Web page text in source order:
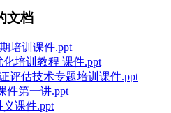
文档
培训课件.ppt
化培训教程 课件.ppt
评估技术专题培训课件.ppt
件第一讲.ppt
义课件.ppt